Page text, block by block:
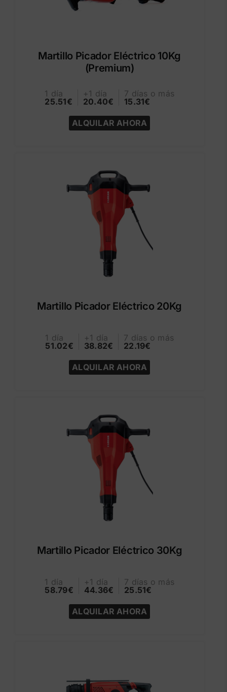
Martillo Picador Eléctrico 10Kg
(Premium)
1 día
25.51€
+1 día
20.40€
7 días o más
15.31€
ALQUILAR AHORA
Martillo Picador Eléctrico 20Kg
1 día
51.02€
+1 día
38.82€
7 días o más
22.19€
ALQUILAR AHORA
Martillo Picador Eléctrico 30Kg
1 día
58.79€
+1 día
44.36€
7 días o más
25.51€
ALQUILAR AHORA